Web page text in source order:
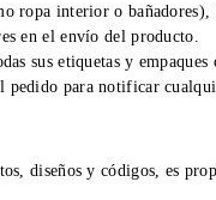
ropa interior o
en el envío del producto.
sus etiquetas y
pedido para notificar
diseños y códigos, es